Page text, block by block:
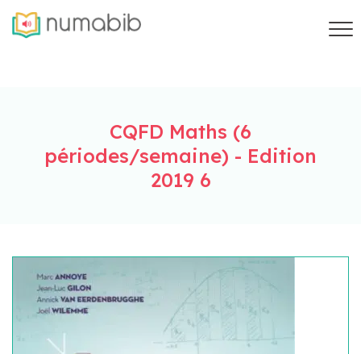
CQFD Maths (6
périodes/semaine) - Edition
2019 6